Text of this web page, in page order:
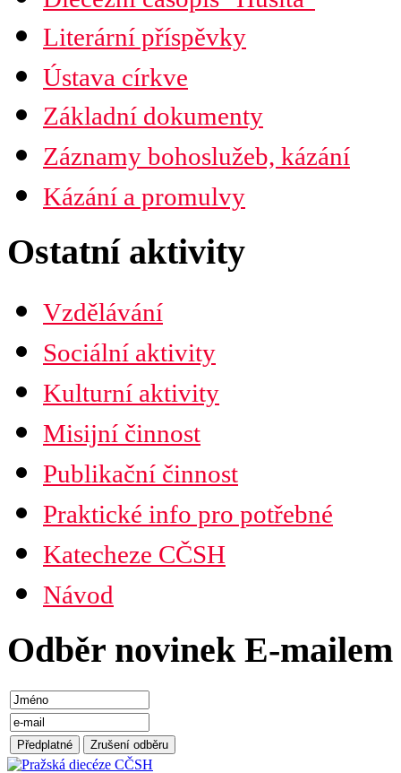
Předplatné
Literární příspěvky
Ústava církve
Preambule
Závěrečná ustanovení
Organizační uspořádání
Diecéze
Základní dokumenty
Záznamy bohoslužeb, kázání
Kázání a promulvy
Ostatní aktivity
Vzdělávání
Sociální aktivity
Kulturní aktivity
Misijní činnost
Publikační činnost
Praktické info pro potřebné
Katecheze CČSH
Návod
Odběr novinek E-mailem